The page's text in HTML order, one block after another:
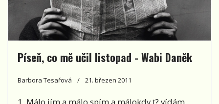
Píseň, co mě učil listopad - Wabi Daněk
Barbora Tesařová 21. březen 2011